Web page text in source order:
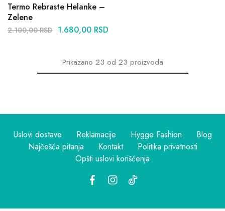
Termo Rebraste Helanke –
Zelene
2.100,00RSD 1.680,00 RSD
Prikazano 23 od 23 proizvoda
Uslovi dostave Reklamacije Hygge Fashion
Blog
Najčešća pitanja
Kontakt
Politika privatnosti
Opšti uslovi korišćenja